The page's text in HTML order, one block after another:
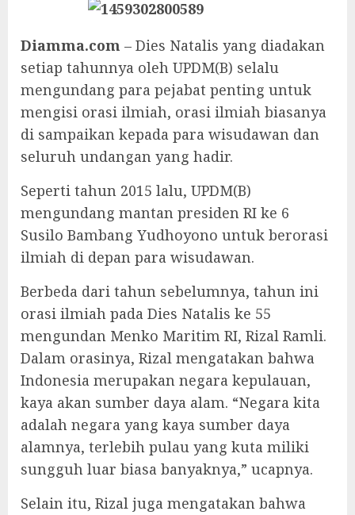
Diamma.com – Dies Natalis yang diadakan
setiap tahunnya oleh UPDM(B) selalu
mengundang para pejabat penting untuk
mengisi orasi ilmiah, orasi ilmiah biasanya
di sampaikan kepada para wisudawan dan
seluruh undangan yang hadir.
Seperti tahun 2015 lalu, UPDM(B)
mengundang mantan presiden RI ke 6
Susilo Bambang Yudhoyono untuk berorasi
ilmiah di depan para wisudawan.
Berbeda dari tahun sebelumnya, tahun ini
orasi ilmiah pada Dies Natalis ke 55
mengundan Menko Maritim RI, Rizal Ramli.
Dalam orasinya, Rizal mengatakan bahwa
Indonesia merupakan negara kepulauan,
kaya akan sumber daya alam. “Negara kita
adalah negara yang kaya sumber daya
alamnya, terlebih pulau yang kuta miliki
sungguh luar biasa banyaknya,” ucapnya.
Selain itu, Rizal juga mengatakan bahwa